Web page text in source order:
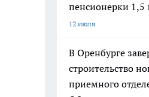
пенсионерки 1,5
12 июля
В Оренбурге
строительство
приемного